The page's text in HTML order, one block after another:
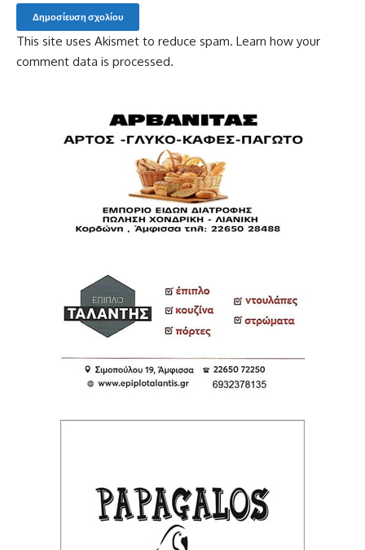
This site uses Akismet to reduce spam. Learn how your
comment data is processed.